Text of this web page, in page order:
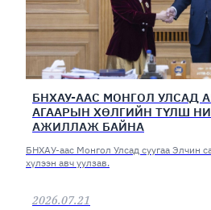
БНХАУ-ААС МОНГОЛ УЛСАД
АГААРЫН ХӨЛГИЙН ТҮЛШ
АЖИЛЛАЖ БАЙНА
БНХАУ-аас Монгол Улсад суугаа Элчин
хүлээн авч уулзав.
2026.07.21